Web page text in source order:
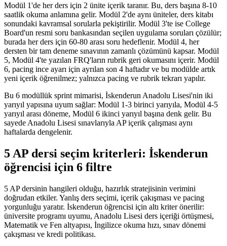
Modül 1'de her ders için 2 ünite içerik taranır. Bu, ders başına 8-10
saatlik okuma anlamına gelir. Modül 2'de aynı üniteler, ders kitabı
sonundaki kavramsal sorularla pekiştirilir. Modül 3'te ise College
Board'un resmi soru bankasından seçilen uygulama soruları çözülür;
burada her ders için 60-80 arası soru hedeflenir. Modül 4, her
dersten bir tam deneme sınavının zamanlı çözümünü kapsar. Modül
5, Modül 4'te yazılan FRQ'ların rubrik geri okumasını içerir. Modül
6, pacing ince ayarı için ayrılan son 4 haftadır ve bu modülde artık
yeni içerik öğrenilmez; yalnızca pacing ve rubrik tekrarı yapılır.
Bu 6 modüllük sprint mimarisi, İskenderun Anadolu Lisesi'nin iki
yarıyıl yapısına uyum sağlar: Modül 1-3 birinci yarıyıla, Modül 4-5
yarıyıl arası döneme, Modül 6 ikinci yarıyıl başına denk gelir. Bu
sayede Anadolu Lisesi sınavlarıyla AP içerik çalışması aynı
haftalarda dengelenir.
5 AP dersi seçim kriterleri: İskenderun
öğrencisi için 6 filtre
5 AP dersinin hangileri olduğu, hazırlık stratejisinin verimini
doğrudan etkiler. Yanlış ders seçimi, içerik çakışması ve pacing
yorgunluğu yaratır. İskenderun öğrencisi için altı kriter önerilir:
üniversite programı uyumu, Anadolu Lisesi ders içeriği örtüşmesi,
Matematik ve Fen altyapısı, İngilizce okuma hızı, sınav dönemi
çakışması ve kredi politikası.